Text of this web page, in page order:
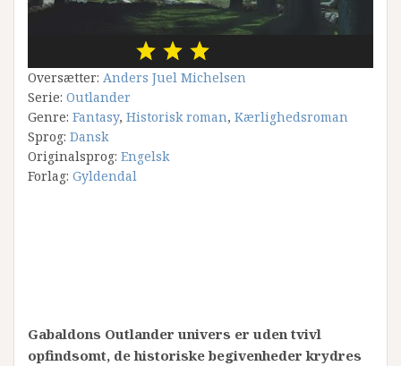
Oversætter: Anders Juel Michelsen
Serie: Outlander
Genre: Fantasy, Historisk roman, Kærlighedsroman
Sprog: Dansk
Originalsprog: Engelsk
Forlag: Gyldendal
Gabaldons Outlander univers er uden tvivl
opfindsomt, de historiske begivenheder krydres